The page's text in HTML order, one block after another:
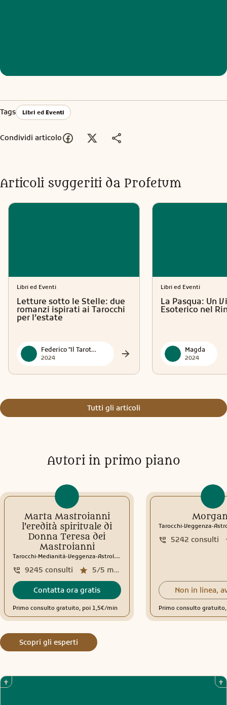
Tags Libri ed Eventi
Condividi articolo
Articoli suggeriti da Profetum
Libri ed Eventi
Letture sotto le Stelle: due
romanzi ispirati ai Tarocchi
per l’estate
Federico "Il Tarotmante"
2024
Libri ed Eventi
La Pasqua: Un
Esoterico nel
Magda
2024
Tutti gli articoli
Autori in primo piano
Marta Mastroianni
l’eredità spirituale di
Donna Teresa dei
Mastroianni
Tarocchi.Medianità.Veggenza.Astrologia
5/5 media recensioni
9245 consulti
Contatta ora gratis
Primo consulto gratuito, poi 1,5€/min
Tarocchi.Veggenza.
5242 consulti
Non in linea,
Primo consulto
Scopri gli esperti